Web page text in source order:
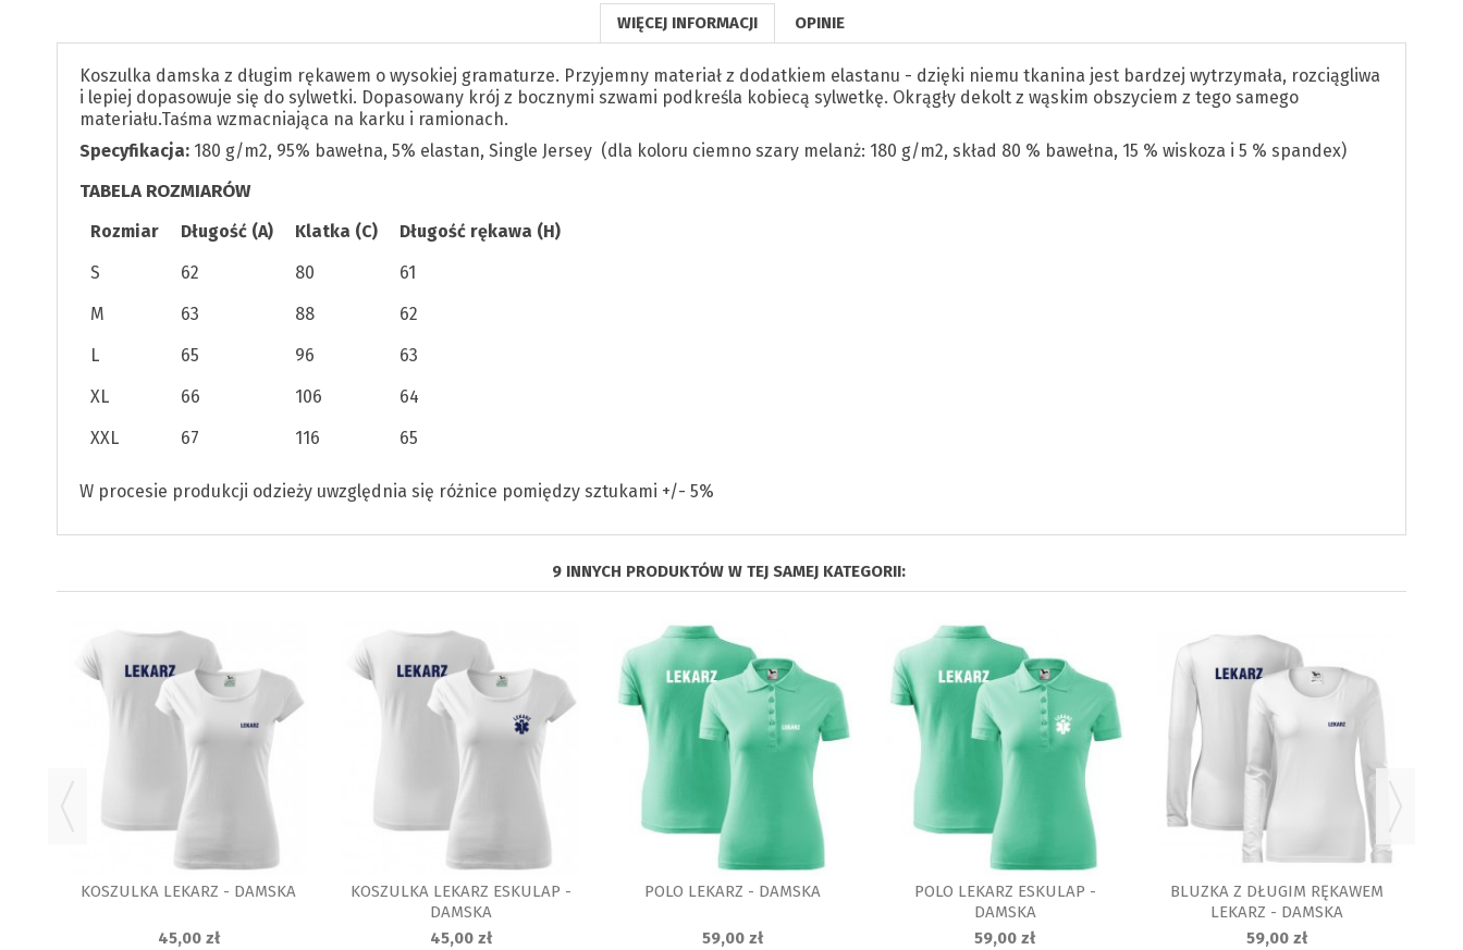
WIĘCEJ INFORMACJI OPINIE
Koszulka damska z długim rękawem o wysokiej gramaturze. Przyjemny materiał z dodatkiem elastanu - dzięki niemu tkanina jest bardzej wytrzymała, rozciągliwa
i lepiej dopasowuje się do sylwetki. Dopasowany krój z bocznymi szwami podkreśla kobiecą sylwetkę. Okrągły dekolt z wąskim obszyciem z tego samego
materiału.Taśma wzmacniająca na karku i ramionach.
Specyfikacja: 180 g/m2, 95% bawełna, 5% elastan, Single Jersey (dla koloru ciemno szary melanż: 180 g/m2, skład 80 % bawełna, 15 % wiskoza i 5 % spandex)
TABELA ROZMIARÓW
Rozmiar Długość (A) Klatka (C)
Długość rękawa (H)
S
62 80
61
M
63 88
62
L
65 96
63
XL
66 106
64
XXL
67 116 65
W procesie produkcji odzieży uwzględnia się różnice pomiędzy sztukami +/- 5%
9 INNYCH PRODUKTÓW W TEJ SAMEJ KATEGORII:
KOSZULKA LEKARZ - DAMSKA
45,00 zł
KOSZULKA LEKARZ ESKULAP -
DAMSKA
45,00 zł
POLO LEKARZ - DAMSKA
59,00 zł
POLO LEKARZ ESKULAP -
DAMSKA
59,00 zł
BLUZKA Z DŁUGIM RĘKAWEM
LEKARZ - DAMSKA
59,00 zł